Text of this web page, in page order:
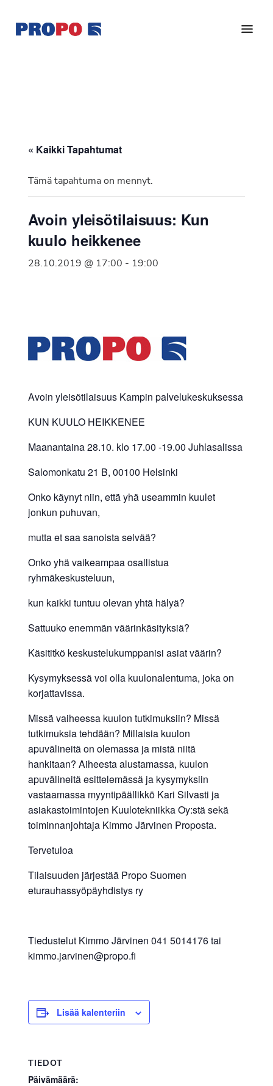
pääsisältöön
alatunnisteeseen
Ry
vuonna
Suomen
jäsenjärjestö.
« Kaikki Tapahtumat
Tämä tapahtuma on mennyt.
Avoin yleisötilaisuus: Kun
kuulo heikkenee
28.10.2019 @ 17:00 - 19:00
Avoin yleisötilaisuus Kampin palvelukeskuksessa
KUN KUULO HEIKKENEE
Maanantaina 28.10. klo 17.00 -19.00 Juhlasalissa
Salomonkatu 21 B, 00100 Helsinki
Onko käynyt niin, että yhä useammin kuulet
jonkun puhuvan,
mutta et saa sanoista selvää?
Onko yhä vaikeampaa osallistua
ryhmäkeskusteluun,
kun kaikki tuntuu olevan yhtä hälyä?
Sattuuko enemmän väärinkäsityksiä?
Käsititkö keskustelukumppanisi asiat väärin?
Kysymyksessä voi olla kuulonalentuma, joka on
korjattavissa.
Missä vaiheessa kuulon tutkimuksiin? Missä
tutkimuksia tehdään? Millaisia kuulon
apuvälineitä on olemassa ja mistä niitä
hankitaan? Aiheesta alustamassa, kuulon
apuvälineitä esittelemässä ja kysymyksiin
vastaamassa myyntipäällikkö Kari Silvasti ja
asiakastoimintojen Kuulotekniikka Oy:stä sekä
toiminnanjohtaja Kimmo Järvinen Proposta.
Tervetuloa
Tilaisuuden järjestää Propo Suomen
eturauhassyöpäyhdistys ry
Tiedustelut Kimmo Järvinen 041 5014176 tai
kimmo.jarvinen@propo.fi
Lisää kalenteriin
TIEDOT
Päivämäärä: